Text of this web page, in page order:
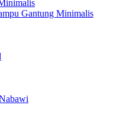
Gantung Minimalis